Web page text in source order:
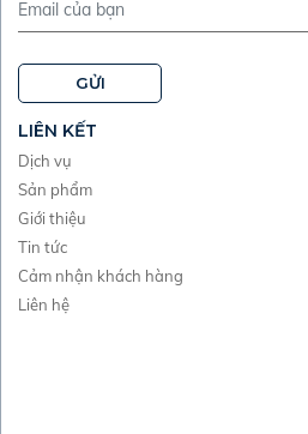
GỬI
LIÊN KẾT
Dịch vụ
Sản phẩm
Giới thiệu
Tin tức
Cảm nhận khách hàng
Liên hệ